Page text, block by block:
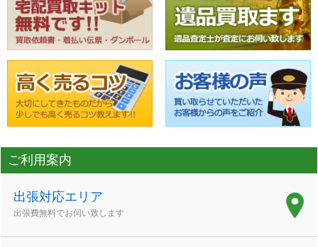
ご利用案内
出張対応エリア
出張費無料でお伺い致します